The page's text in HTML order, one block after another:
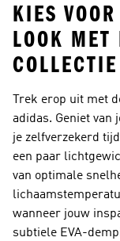
KIES
LOOK MET
Trek erop uit met
adidas. Geniet van
je zelfverzekerd
een paar
van optimale
wanneer jouw
subtiele EVA-